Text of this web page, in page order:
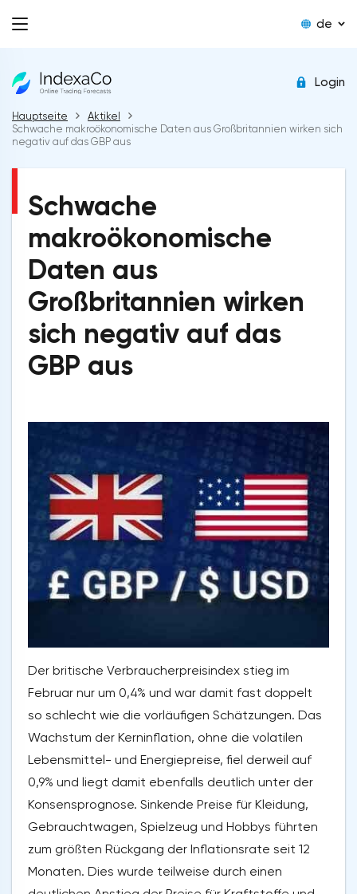
de
Login
Hauptseite
Aktikel
Schwache makroökonomische Daten aus Großbritannien wirken sich
negativ auf das GBP aus
Schwache
makroökonomische
Daten aus
Großbritannien wirken
sich negativ auf das
GBP aus
Der britische Verbraucherpreisindex stieg im
Februar nur um 0,4% und war damit fast doppelt
so schlecht wie die vorläufigen Schätzungen. Das
Wachstum der Kerninflation, ohne die volatilen
Lebensmittel- und Energiepreise, fiel derweil auf
0,9% und liegt damit ebenfalls deutlich unter der
Konsensprognose. Sinkende Preise für Kleidung,
Gebrauchtwagen, Spielzeug und Hobbys führten
zum größten Rückgang der Inflationsrate seit 12
Monaten. Dies wurde teilweise durch einen